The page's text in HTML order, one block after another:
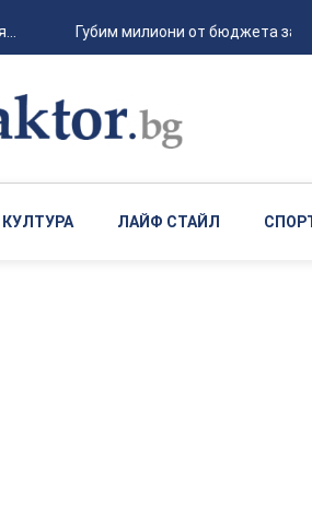
Губим милиони от бюджета
КУЛТУРА ЛАЙФ СТАЙЛ